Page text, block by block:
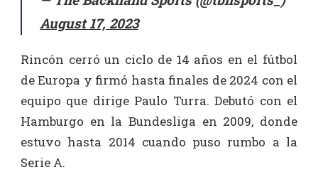
August 17, 2023
Rincón cerró un ciclo de 14 años en el fútbol
de Europa y firmó hasta finales de 2024 con el
equipo que dirige Paulo Turra. Debutó con el
Hamburgo en la Bundesliga en 2009, donde
estuvo hasta 2014 cuando puso rumbo a la
Serie A.